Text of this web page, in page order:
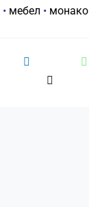
БЕЛА
• мебел • монако